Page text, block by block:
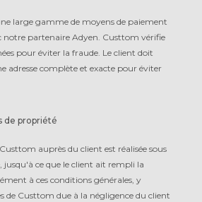
large gamme de moyens de paiement
notre partenaire Adyen. Custtom vérifie
pour éviter la fraude. Le client doit
adresse complète et exacte pour éviter
de propriété
auprès du client est réalisée sous
jusqu'à ce que le client ait rempli la
à ces conditions générales, y
de Custtom due à la négligence du client